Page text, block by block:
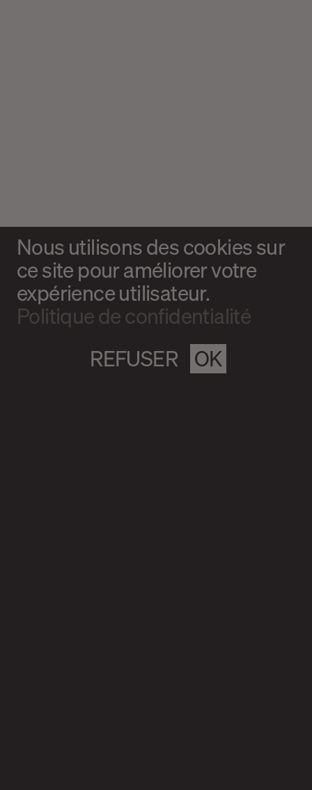
Nous utilisons des cookies sur
ce site pour améliorer votre
expérience utilisateur.
Politique de confidentialité
OK
REFUSER